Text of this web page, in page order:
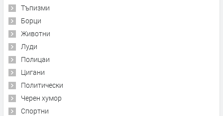
Тъпизми
Борци
Животни
Луди
Полицаи
Цигани
Политически
Черен хумор
Спортни